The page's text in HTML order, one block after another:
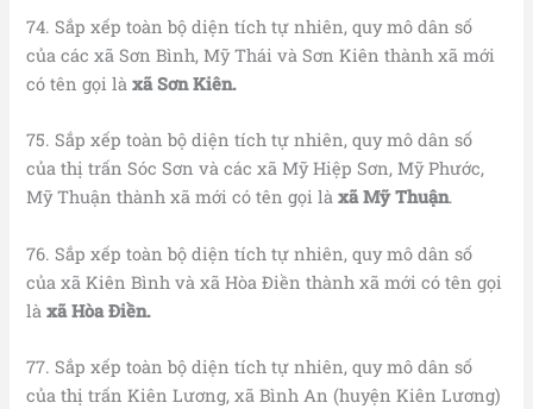
74. Sắp xếp toàn bộ diện tích tự nhiên, quy mô dân số
của các xã Sơn Bình, Mỹ Thái và Sơn Kiên thành xã mới
có tên gọi làxã Sơn Kiên.
75. Sắp xếp toàn bộ diện tích tự nhiên, quy mô dân số
của thị trấn Sóc Sơn và các xã Mỹ Hiệp Sơn, Mỹ Phước,
Mỹ Thuận thành xã mới có tên gọi làxã Mỹ Thuận.
76. Sắp xếp toàn bộ diện tích tự nhiên, quy mô dân số
của xã Kiên Bình và xã Hòa Điền thành xã mới có tên gọi
làxã Hòa Điền.
77. Sắp xếp toàn bộ diện tích tự nhiên, quy mô dân số
của thị trấn Kiên Lương, xã Bình An (huyện Kiên Lương)